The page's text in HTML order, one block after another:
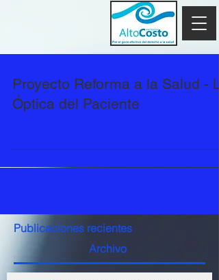
Proyecto Reforma a la Salud -
Óptica del Paciente
Publicaciones recientes
Archivo